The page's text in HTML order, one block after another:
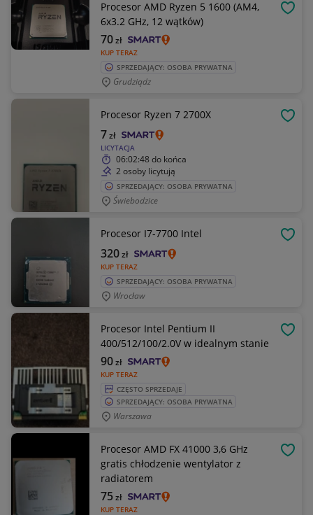
Procesor AMD Ryzen 5 1600 (AM4,
6x3.2 GHz, 12 wątków)
KUP TERAZ
70zł
SPRZEDAJĄCY: OSOBA PRYWATNA
Grudziądz
Procesor Ryzen 7 2700X
LICYTACJA
7zł
06:02:48 do końca
2 osoby licytują
SPRZEDAJĄCY: OSOBA PRYWATNA
Świebodzice
Procesor I7-7700 Intel
KUP TERAZ
320zł
SPRZEDAJĄCY: OSOBA PRYWATNA
Wrocław
Procesor Intel Pentium II
400/512/100/2.0V w idealnym stanie
KUP TERAZ
90zł
CZĘSTO SPRZEDAJE
SPRZEDAJĄCY: OSOBA PRYWATNA
Warszawa
Procesor AMD FX 41000 3,6 GHz
gratis chłodzenie wentylator z
radiatorem
KUP TERAZ
75zł